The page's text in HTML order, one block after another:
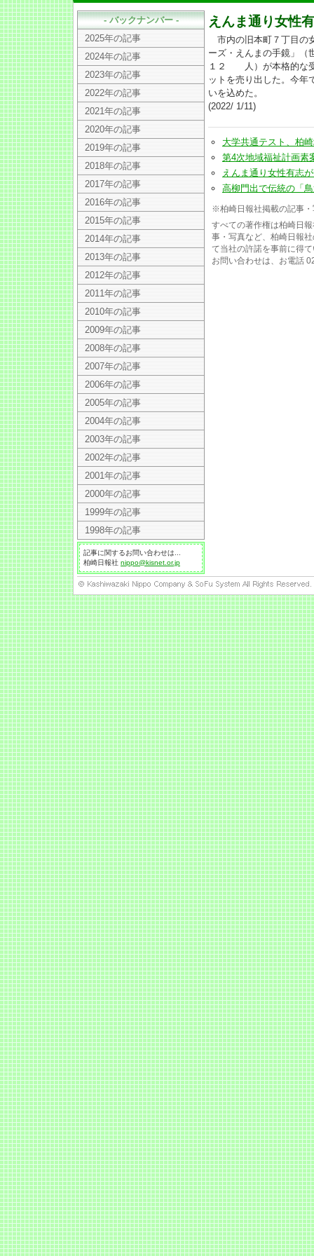
えんま通り女性
市内の旧本町７丁目の
ーズ・えんまの手鏡」（
１２ 人）が本格的な受
ットを売り出した。今年
いを込めた。
(2022/ 1/11)
大学共通テスト、柏
第4次地域福祉計画素
えんま通り女性有志
高柳門出で伝統の「
※柏崎日報社掲載の記事
すべての著作権は柏崎日
事・写真など、柏崎日報
て当社の許諾を事前に得
お問い合わせは、お電話
- バックナンバー -
2025年の記事
2024年の記事
2023年の記事
2022年の記事
2021年の記事
2020年の記事
2019年の記事
2018年の記事
2017年の記事
2016年の記事
2015年の記事
2014年の記事
2013年の記事
2012年の記事
2011年の記事
2010年の記事
2009年の記事
2008年の記事
2007年の記事
2006年の記事
2005年の記事
2004年の記事
2003年の記事
2002年の記事
2001年の記事
2000年の記事
1999年の記事
1998年の記事
記事に関するお問い合わせは...
柏崎日報社 nippo@kisnet.or.jp